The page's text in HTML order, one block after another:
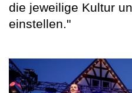
die jeweilige Kultur
einstellen."